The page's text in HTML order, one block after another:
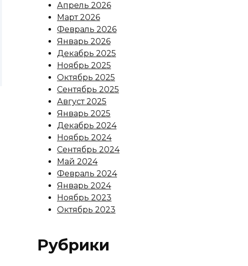
Апрель 2026
Март 2026
Февраль 2026
Январь 2026
Декабрь 2025
Ноябрь 2025
Октябрь 2025
Сентябрь 2025
Август 2025
Январь 2025
Декабрь 2024
Ноябрь 2024
Сентябрь 2024
Май 2024
Февраль 2024
Январь 2024
Ноябрь 2023
Октябрь 2023
Рубрики